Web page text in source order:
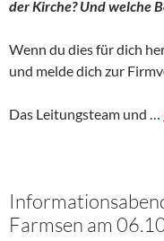
der Kirche? Und welche
Wenn du dies für dich
und melde dich zur
Das Leitungsteam und …
Farmsen am